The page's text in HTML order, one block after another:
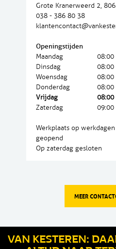
Grote Kranerweerd 2,
038 - 386 80 38
Openingstijden
Maandag
Dinsdag
Woensdag
Donderdag
Vrijdag
Zaterdag
Werkplaats op
geopend
Op zaterdag gesloten
MEER
VAN KESTEREN: